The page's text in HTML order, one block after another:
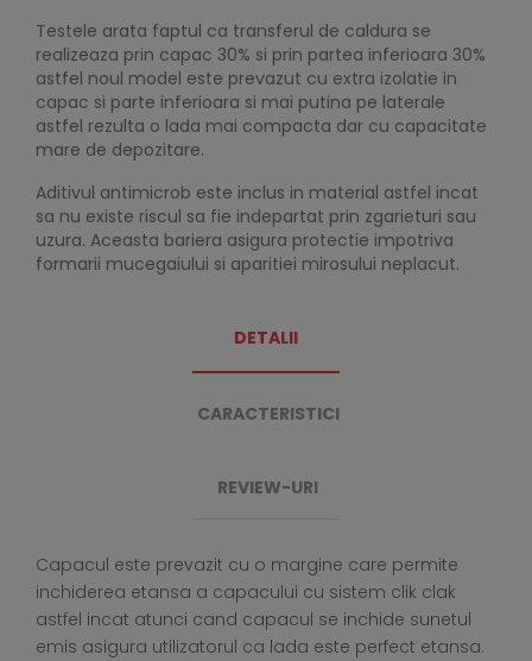
Testele arata faptul ca transferul de caldura se
realizeaza prin capac 30% si prin partea inferioara 30%
astfel noul model este prevazut cu extra izolatie in
capac si parte inferioara si mai putina pe laterale
astfel rezulta o lada mai compacta dar cu capacitate
mare de depozitare.
Aditivul antimicrob este inclus in material astfel incat
sa nu existe riscul sa fie indepartat prin zgarieturi sau
uzura. Aceasta bariera asigura protectie impotriva
formarii mucegaiului si aparitiei mirosului neplacut.
DETALII
CARACTERISTICI
REVIEW-URI
Capacul este prevazit cu o margine care permite
inchiderea etansa a capacului cu sistem clik clak
astfel incat atunci cand capacul se inchide sunetul
emis asigura utilizatorul ca lada este perfect etansa.